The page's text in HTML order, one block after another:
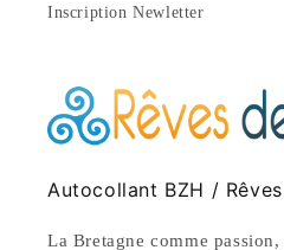
Inscription Newletter
Autocollant BZH /
La Bretagne comme